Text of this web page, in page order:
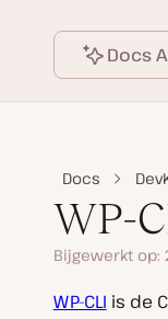
Docs
Docs
WP-
Bijgewerkt
WP-CLI is de